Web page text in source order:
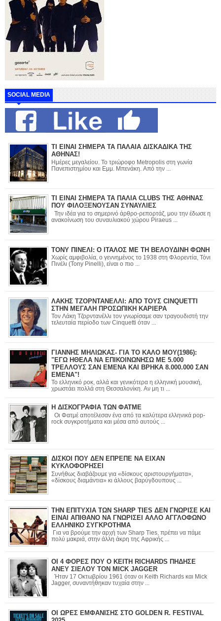
SOCIAL MEDIA
ΤΙ ΕΙΝΑΙ ΣΗΜΕΡΑ ΤΑ ΠΑΛΑΙΑ ΔΙΣΚΑΔΙΚΑ ΤΗΣ
ΑΘΗΝΑΣ!
Ημέρες μεγαλείου. Το τριώροφο Metropolis στη γωνία
Πανεπιστημίου και Εμμ. Μπενάκη. Από την ...
ΤΙ ΕΙΝΑΙ ΣΗΜΕΡΑ ΤΑ ΠΑΛΙΑ CLUBS ΤΗΣ ΑΘΗΝΑΣ
ΠΟΥ ΦΙΛΟΞΕΝΟΥΣΑΝ ΣΥΝΑΥΛΙΕΣ
Την ιδέα για το σημερινό άρθρο-ρεπορτάζ, μου την έδωσε η
ανακοίνωση του συναυλιακού χώρου Piraeus ...
ΤΟΝΥ ΠΙΝΕΛΙ: Ο ΙΤΑΛΟΣ ΜΕ ΤΗ ΒΕΛΟΥΔΙΝΗ ΦΩΝΗ
Χωρίς αμφιβολία, ο γεννημένος το 1938 στη Φλορεντία, Τόνι
Πινέλι (Tony Pinelli), είναι ο πιο ...
ΛΑΚΗΣ ΤΖΟΡΝΤΑΝΕΛΛΙ: ΑΠΟ ΤΟΥΣ CINQUETTI
ΣΤΗΝ ΜΕΓΑΛΗ ΠΡΟΣΩΠΙΚΗ ΚΑΡΙΕΡΑ
Τον Λάκη Τζορντανέλλι τον γνωρίσαμε σαν τραγουδιστή την
τελευταία περίοδο των Cinquetti όταν ...
ΓΙΑΝΝΗΣ ΜΗΛΙΩΚΑΣ- ΓΙΑ ΤΟ ΚΑΛΟ ΜΟΥ(1986):
"ΕΓΩ ΗΘΕΛΑ ΝΑ ΕΠΙΚΟΙΝΩΝΗΣΩ ΜΕ 5.000
ΤΡΕΛΛΟΥΣ ΣΑΝ ΕΜΕΝΑ ΚΑΙ ΒΡΗΚΑ 8.000.000 ΣΑΝ
ΕΜΕΝΑ"!
Το ελληνικό ροκ, αλλά και γενικότερα η ελληνική μουσική,
χρωστάει πολλά στη Θεσσαλονίκη. Αν μη τι ...
Η ΔΙΣΚΟΓΡΑΦΙΑ ΤΩΝ ΦΑΤΜΕ
Οι Φατμέ αποτέλεσαν ένα από τα καλύτερα ελληνικά pop-
rock συγκροτήματα και μέσα από αυτούς ...
ΔΙΣΚΟΙ ΠΟΥ ΔΕΝ ΕΠΡΕΠΕ ΝΑ ΕΙΧΑΝ
ΚΥΚΛΟΦΟΡΗΣΕΙ
Συνήθως διαβάζουμε για «δίσκους αριστουργήματα»,
«δίσκους διαμάντια» κι άλλους βαρύγδουπους ...
ΤΗΝ ΕΠΙΤΥΧΙΑ ΤΩΝ SHARP TIES ΔΕΝ ΓΝΩΡΙΣΕ ΚΑΙ
ΕΙΝΑΙ ΑΠΙΘΑΝΟ ΝΑ ΓΝΩΡΙΣΕΙ ΑΛΛΟ ΑΓΓΛΟΦΩΝΟ
ΕΛΛΗΝΙΚΟ ΣΥΓΚΡΟΤΗΜΑ
Για να βρούμε την αρχή των Sharp Ties, πρέπει να πάμε
πολύ μακριά, στην άλλη άκρη της Αφρικής ...
ΟΙ 4 ΦΟΡΕΣ ΠΟΥ Ο KEITH RICHARDS ΠΗΔΗΣΕ
ΑΝΕΥ ΣΙΕΛΟΥ ΤΟΝ MICK JAGGER
Ήταν 17 Οκτωβρίου 1961 όταν οι Keith Richards και Mick
Jagger, συναντήθηκαν τυχαία στην ...
ΟΙ ΩΡΕΣ ΕΜΦΑΝΙΣΗΣ ΣΤΟ GOLDEN R. FESTIVAL